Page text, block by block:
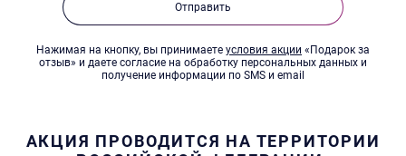
Отправить
Нажимая на кнопку, вы принимаете условия акции «Подарок за
отзыв» и даете согласие на обработку персональных данных и
получение информации по SMS и email
АКЦИЯ ПРОВОДИТСЯ НА ТЕРРИТОРИИ